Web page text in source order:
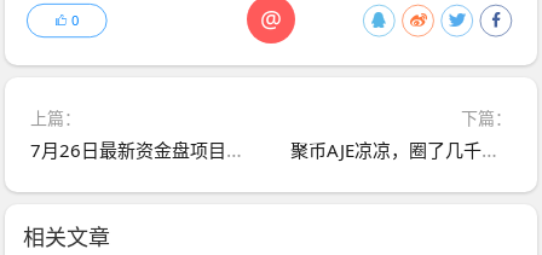
@
0
上篇：
7月26日最新资金盘项目骗局曝光，天利汇通（蒋超成华社团）,NPC币和NPCWG空气币,AiFeex艾菲克斯量化随时可能卷钱跑路！
下篇：
聚币AJE凉凉，圈了几千万，“聚币”10年改名数次，每次都为收割用户！
相关文章